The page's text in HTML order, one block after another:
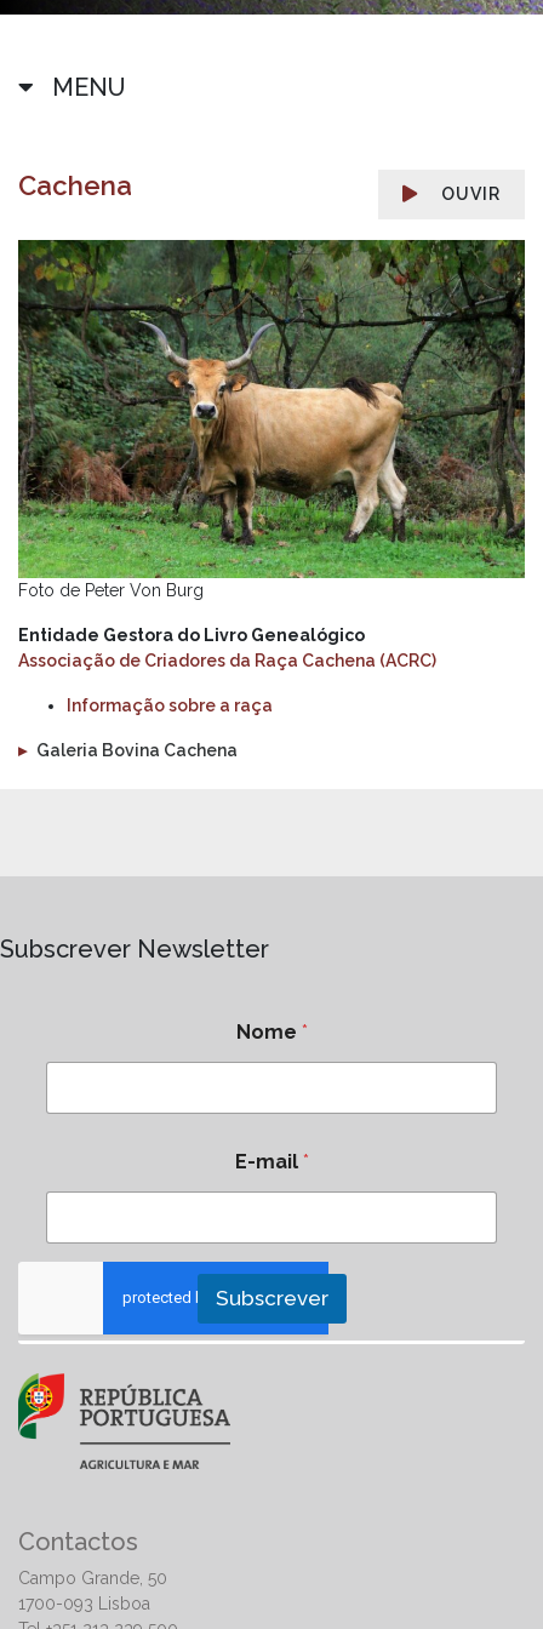
MENU
OUVIR
Cachena
Foto de Peter Von Burg
Entidade Gestora do Livro Genealógico
Associação de Criadores da Raça Cachena (ACRC)
Informação sobre a raça
▸ Galeria Bovina Cachena
Subscrever Newsletter
Nome *
E-mail *
Subscrever
Contactos
Campo Grande, 50
1700-093 Lisboa